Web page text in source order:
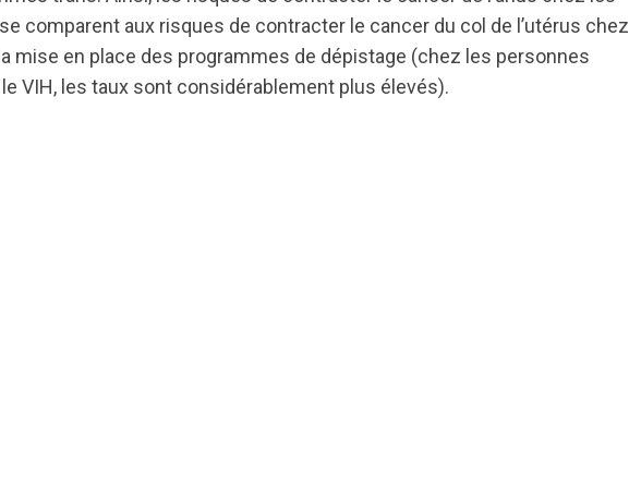
comparent aux risques de contracter le cancer du col de l’utérus chez
mise en place des programmes de dépistage (chez les personnes
le VIH, les taux sont considérablement plus élevés).